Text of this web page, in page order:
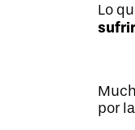
Lo
por